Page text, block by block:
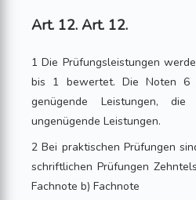
Art. 12. Art. 12.
1 Die Prüfungsleistungen
bis 1 bewertet. Die Noten 6
genügende Leistungen,
ungenügende Leistungen.
2 Bei praktischen Prüfungen
schriftlichen Prüfungen
Fachnote b) Fachnote